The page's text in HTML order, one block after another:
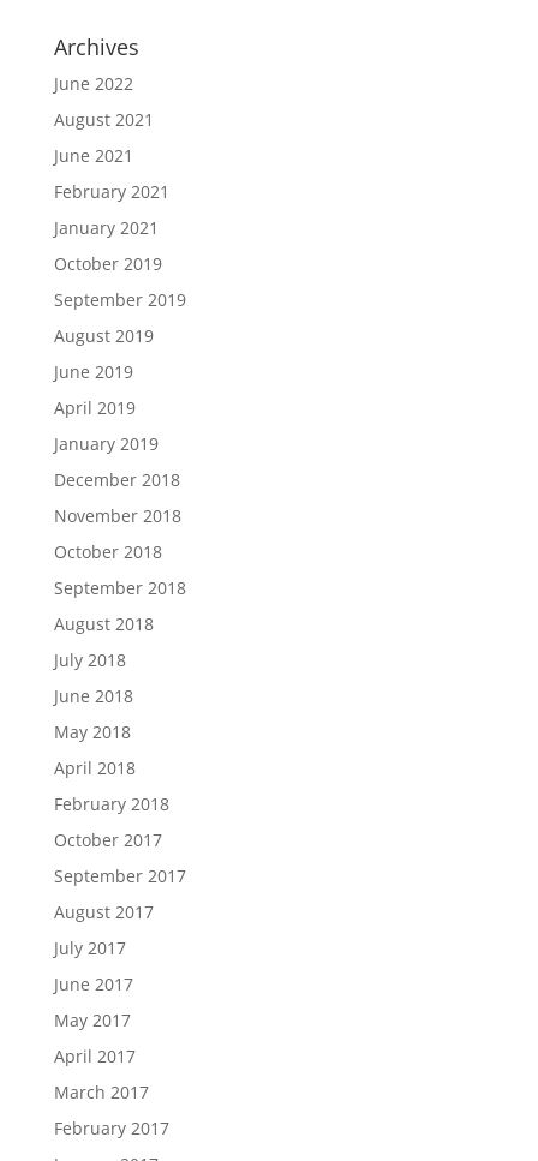
Archives
June 2022
August 2021
June 2021
February 2021
January 2021
October 2019
September 2019
August 2019
June 2019
April 2019
January 2019
December 2018
November 2018
October 2018
September 2018
August 2018
July 2018
June 2018
May 2018
April 2018
February 2018
October 2017
September 2017
August 2017
July 2017
June 2017
May 2017
April 2017
March 2017
February 2017